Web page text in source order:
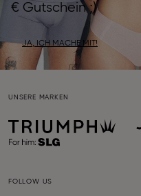
€ Gutschein ;)
JA, ICH MACHE MIT!
UNSERE MARKEN
FOLLOW US